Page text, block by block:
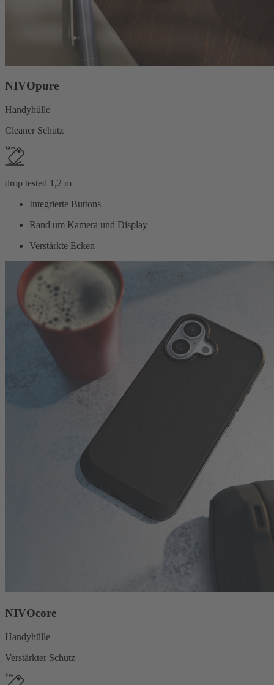
NIVOpure
Handyhülle
Cleaner Schutz
drop tested 1,2 m
Integrierte Buttons
Rand um Kamera und Display
Verstärkte Ecken
NIVOcore
Handyhülle
Verstärkter Schutz